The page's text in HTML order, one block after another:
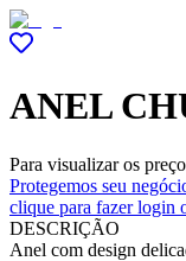
ANEL
Para visualizar os
Protegemos seu
clique para fazer login
DESCRIÇÃO
Anel com design